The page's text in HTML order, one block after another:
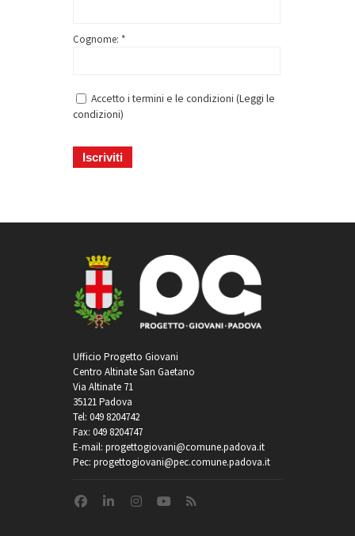
Cognome: *
Accetto i termini e le condizioni (Leggi le
condizioni)
Ufficio Progetto Giovani
Centro Altinate San Gaetano
Via Altinate 71
35121 Padova
Tel: 049 8204742
Fax: 049 8204747
E-mail: progettogiovani@comune.padova.it
Pec: progettogiovani@pec.comune.padova.it